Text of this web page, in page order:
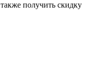
получить скидку